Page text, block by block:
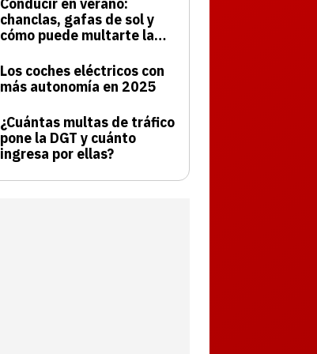
chanclas, gafas de sol y
cómo puede multarte la
Los coches eléctricos con
más autonomía en 2025
¿Cuántas multas de tráfico
pone la DGT y cuánto
ingresa por ellas?